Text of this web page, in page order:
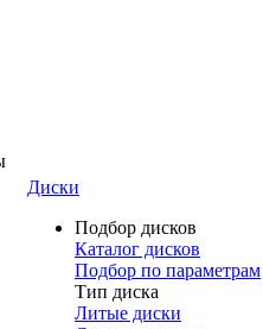
Диски
Подбор дисков
Каталог дисков
Подбор по параметрам
Тип диска
Литые диски